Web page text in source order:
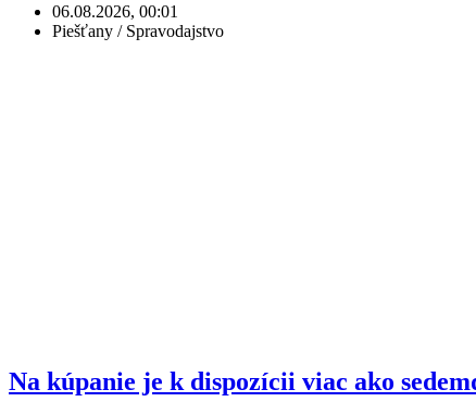
06.08.2026, 00:01
Piešťany / Spravodajstvo
Na kúpanie je k dispozícii viac ako